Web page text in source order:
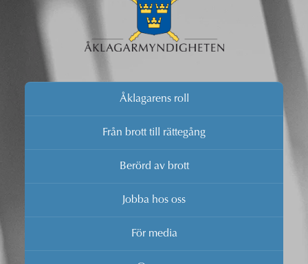
Åklagarens roll
Från brott till rättegång
Berörd av brott
Jobba hos oss
För media